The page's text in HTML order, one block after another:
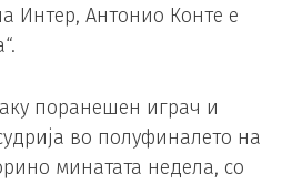
Интер, Антонио Конте е
поранешен играч и
во полуфиналето на
минатата недела, со